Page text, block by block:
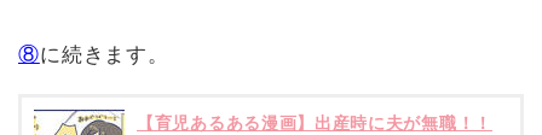
⑧に続きます。
【育児あるある漫画】出産時に夫が無職！！